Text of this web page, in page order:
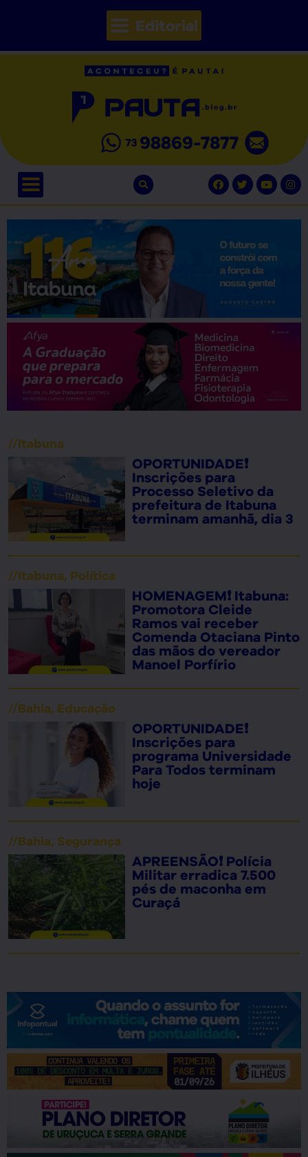
Editorial
//Itabuna
OPORTUNIDADE❗
Inscrições para
Processo Seletivo da
prefeitura de Itabuna
terminam amanhã, dia 3
//Itabuna, Política
HOMENAGEM❗ Itabuna:
Promotora Cleide
Ramos vai receber
Comenda Otaciana Pinto
das mãos do vereador
Manoel Porfírio
//Bahia, Educação
OPORTUNIDADE❗
Inscrições para
programa Universidade
Para Todos terminam
hoje
//Bahia, Segurança
APREENSÃO❗ Polícia
Militar erradica 7.500
pés de maconha em
Curaçá